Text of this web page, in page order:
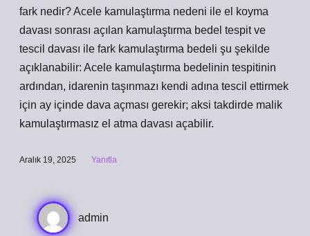
fark nedir? Acele kamulaştırma nedeni ile el koyma
davası sonrası açılan kamulaştırma bedel tespit ve
tescil davası ile fark kamulaştırma bedeli şu şekilde
açıklanabilir: Acele kamulaştırma bedelinin tespitinin
ardından, idarenin taşınmazı kendi adına tescil ettirmek
için ay içinde dava açması gerekir; aksi takdirde malik
kamulaştırmasız el atma davası açabilir.
Aralık 19, 2025 Yanıtla
admin